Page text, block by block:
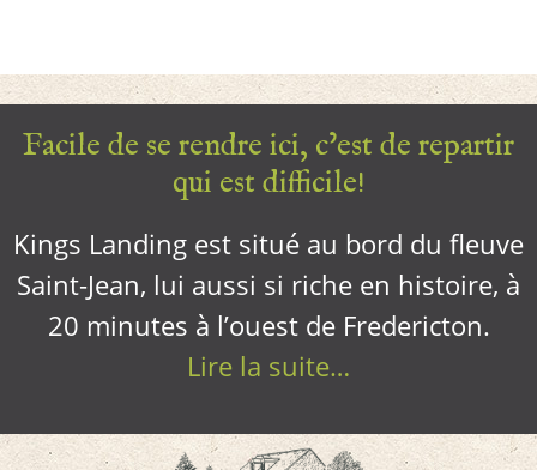
Facile de se rendre ici, c’est de repartir
qui est difficile!
Kings Landing est situé au bord du fleuve
Saint-Jean, lui aussi si riche en histoire, à
20 minutes à l’ouest de Fredericton.
Lire la suite…